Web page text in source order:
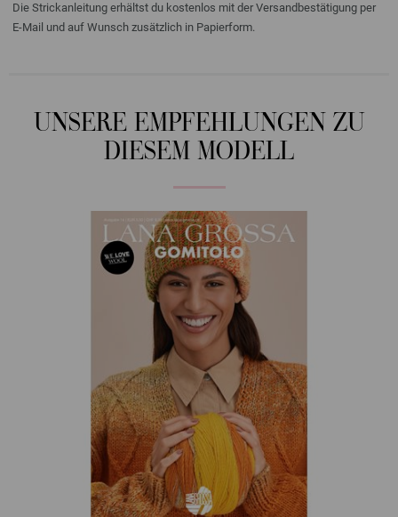
Die Strickanleitung erhältst du kostenlos mit der Versandbestätigung per
E-Mail und auf Wunsch zusätzlich in Papierform.
UNSERE EMPFEHLUNGEN ZU
DIESEM MODELL